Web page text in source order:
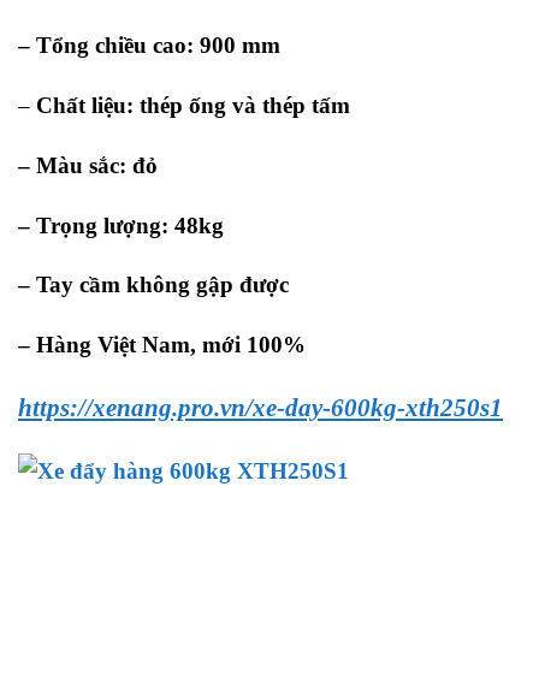
– Tổng chiều cao: 900 mm
– Chất liệu: thép ống và thép tấm
– Màu sắc: đỏ
– Trọng lượng: 48kg
– Tay cầm không gập được
– Hàng Việt Nam, mới 100%
https://xenang.pro.vn/xe-day-600kg-xth250s1